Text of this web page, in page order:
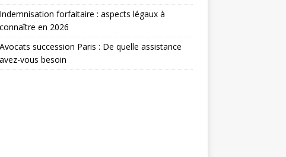
Indemnisation forfaitaire : aspects légaux à
connaître en 2026
Avocats succession Paris : De quelle assistance
avez-vous besoin